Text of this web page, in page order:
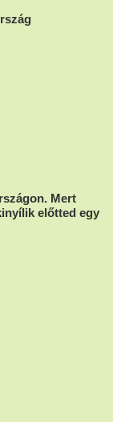
Mert
előtted egy